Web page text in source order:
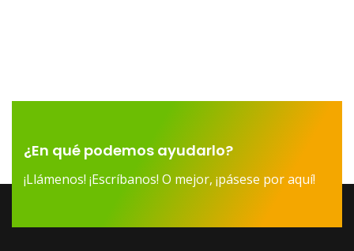
¿En qué podemos ayudarlo?
¡Llámenos! ¡Escríbanos! O mejor, ¡pásese por aquí!